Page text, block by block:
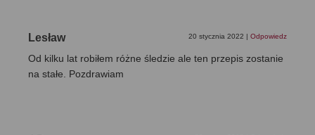
Lesław 20 stycznia 2022 | Odpowiedz
Od kilku lat robiłem różne śledzie ale ten przepis zostanie
na stałe. Pozdrawiam